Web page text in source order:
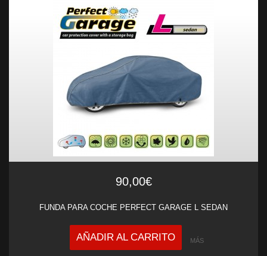
90,00€
FUNDA PARA COCHE PERFECT GARAGE L SEDAN
AÑADIR AL CARRITO MÁS